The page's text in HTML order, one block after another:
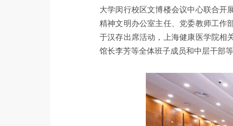
大学闵行校区文博楼会议中心联合开
精神文明办公室主任、党委教师工作
于汉存出席活动，上海健康医学院相
馆长李芳等全体班子成员和中层干部